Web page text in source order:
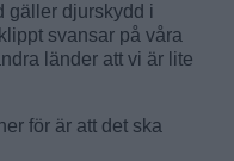
gäller djurskydd i
svansar på våra
länder att vi är lite
för är att det ska